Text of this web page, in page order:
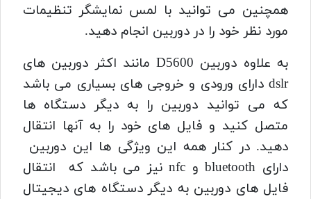
همچنین می توانید با لمس نمایشگر تنظیمات
مورد نظر خود را در دوربین انجام دهید.
به علاوه دوربین D5600
مانند اکثر دوربین های
dslr دارای ورودی و خروجی های بسیاری می باشد
که می توانید دوربین را به دیگر دستگاه ها
متصل کنید و فایل های خود را به آنها انتقال
دهید. در کنار همه این ویژگی ها این دوربین
دارای bluetooth و nfc نیز می باشد که انتقال
فایل های دوربین به دیگر دستگاه های دیجیتال